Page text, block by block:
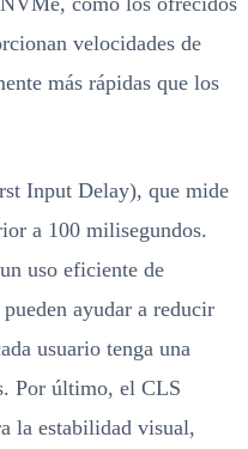
velocidades de
más rápidas que los
Input Delay), que mide
a 100 milisegundos.
uso eficiente de
ayudar a reducir
usuario tenga una
Por último, el CLS
la estabilidad visual,